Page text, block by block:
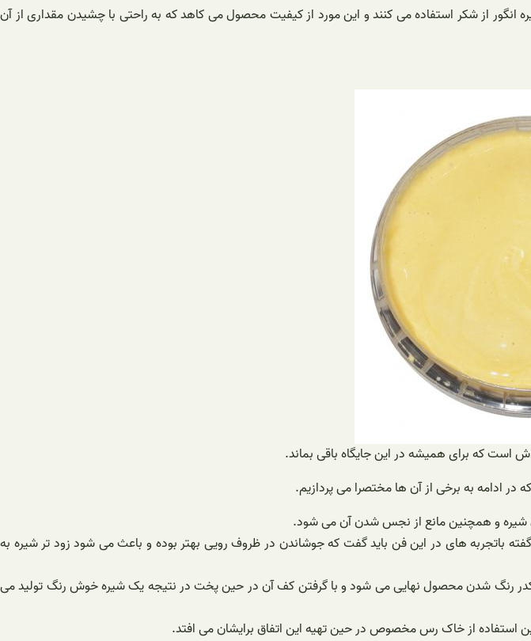
انگور از شکر استفاده می کنند و این مورد از کیفیت محصول می کاهد که به راحتی با چشیدن مقداری از آن
است که برای همیشه در این جایگاه باقی بماند.
در ادامه به برخی از آن ها مختصرا می پردازیم.
شیره و همچنین مانع از نجس شدن آن می شود.
باتجربه های در این فن باید گفت که جوشاندن در ظروف رویی بهتر بوده و باعث می شود زود تر شیره به
رنگ شدن محصول نهایی می شود و با گرفتن کف آن در حین پخت در نتیجه یک شیره خوش رنگ تولید می
استفاده از خاک رس مخصوص در حین تهیه این اتفاق برایشان می افتد.